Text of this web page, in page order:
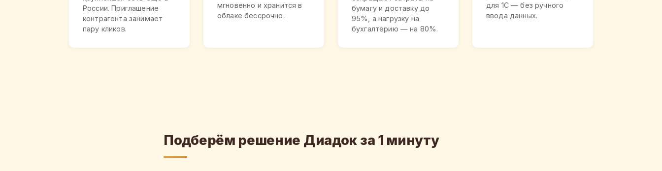
России. Приглашение
контрагента занимает
пару кликов.
мгновенно и хранится в
облаке бессрочно.
бумагу и доставку до
95%, а нагрузку на
бухгалтерию — на 80%.
для 1С — без ручного
ввода данных.
Подберём решение Диадок за 1 минуту